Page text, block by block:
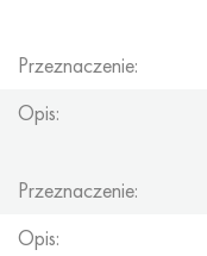
Przeznaczenie:
Opis:
Przeznaczenie:
Opis: